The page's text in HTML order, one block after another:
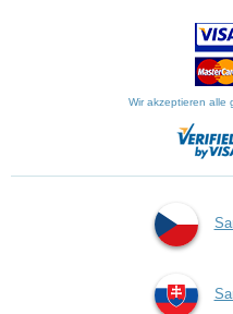
Wir akzeptieren alle